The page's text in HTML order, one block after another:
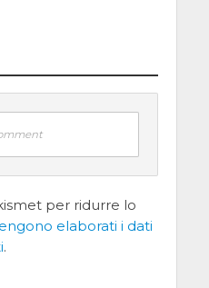
per ridurre lo
elaborati i dati
.